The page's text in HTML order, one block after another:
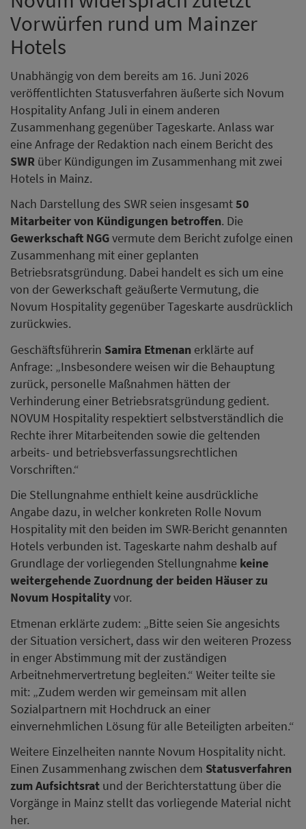
Vorwürfen rund um Mainzer
Hotels
Unabhängig von dem bereits am 16. Juni 2026
veröffentlichten Statusverfahren äußerte sich Novum
Hospitality Anfang Juli in einem anderen
Zusammenhang gegenüber Tageskarte. Anlass war
eine Anfrage der Redaktion nach einem Bericht des
SWR über Kündigungen im Zusammenhang mit zwei
Hotels in Mainz.
Nach Darstellung des SWR seien insgesamt50
Mitarbeiter von Kündigungen betroffen. Die
Gewerkschaft NGGvermute dem Bericht zufolge einen
Zusammenhang mit einer geplanten
Betriebsratsgründung. Dabei handelt es sich um eine
von der Gewerkschaft geäußerte Vermutung, die
Novum Hospitality gegenüber Tageskarte ausdrücklich
zurückwies.
Geschäftsführerin Samira Etmenan erklärte auf
Anfrage: „Insbesondere weisen wir die Behauptung
zurück, personelle Maßnahmen hätten der
Verhinderung einer Betriebsratsgründung gedient.
NOVUM Hospitality respektiert selbstverständlich die
Rechte ihrer Mitarbeitenden sowie die geltenden
arbeits- und betriebsverfassungsrechtlichen
Vorschriften.“
Die Stellungnahme enthielt keine ausdrückliche
Angabe dazu, in welcher konkreten Rolle Novum
Hospitality mit den beiden im SWR-Bericht genannten
Hotels verbunden ist. Tageskarte nahm deshalb auf
Grundlage der vorliegenden Stellungnahme keine
weitergehende Zuordnung der beiden Häuser zu
Novum Hospitalityvor.
Etmenan erklärte zudem: „Bitte seien Sie angesichts
der Situation versichert, dass wir den weiteren Prozess
in enger Abstimmung mit der zuständigen
Arbeitnehmervertretung begleiten.“ Weiter teilte sie
mit: „Zudem werden wir gemeinsam mit allen
Sozialpartnern mit Hochdruck an einer
einvernehmlichen Lösung für alle Beteiligten arbeiten.“
Weitere Einzelheiten nannte Novum Hospitality nicht.
Einen Zusammenhang zwischen dem Statusverfahren
zum Aufsichtsrat und der Berichterstattung über die
Vorgänge in Mainz stellt das vorliegende Material nicht
her.